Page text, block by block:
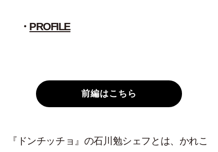
PROFILE
前編はこちら
『ドンチッチョ』の石川勉シェフとは、かれこ